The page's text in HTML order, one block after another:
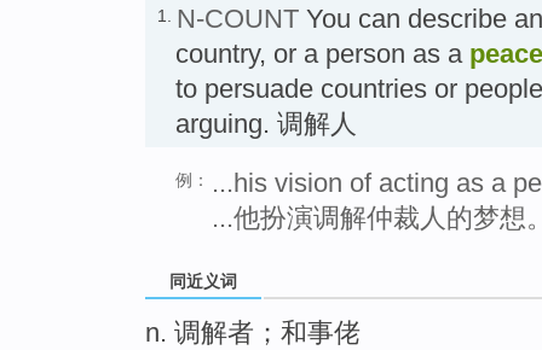
1. N-COUNT You can describe
country, or a person as a
to persuade countries or
arguing. 调解人
例：
...his vision of acting as a
...他扮演调解仲裁人的梦想
同近义词
n. 调解者；和事佬